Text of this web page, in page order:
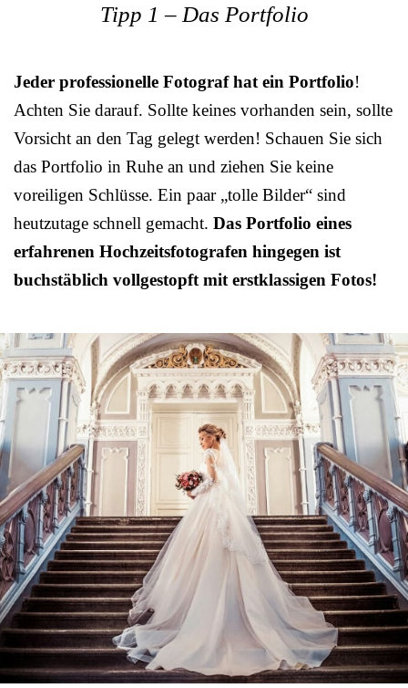
Tipp 1 – Das Portfolio
Jeder professionelle Fotograf hat ein Portfolio!
Achten Sie darauf. Sollte keines vorhanden sein, sollte
Vorsicht an den Tag gelegt werden! Schauen Sie sich
das Portfolio in Ruhe an und ziehen Sie keine
voreiligen Schlüsse. Ein paar „tolle Bilder“ sind
heutzutage schnell gemacht. Das Portfolio eines
erfahrenen Hochzeitsfotografen hingegen ist
buchstäblich vollgestopft mit erstklassigen Fotos!